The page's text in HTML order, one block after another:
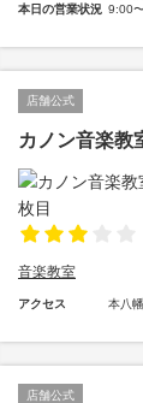
本日の営業状況 9:00
店舗公式
カノン音楽教
音楽教室
アクセス 本八
店舗公式